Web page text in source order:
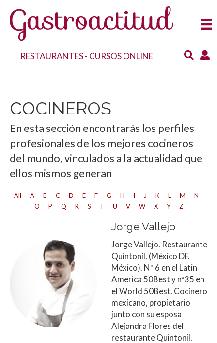
RESTAURANTES- CURSOS ONLINE
COCINEROS
En esta sección encontrarás los perfiles
profesionales de los mejores cocineros
del mundo, vinculados a la actualidad que
ellos mismos generan
All A B C D E F G H I J K L M
N
O
P Q R S T U V W X Y Z
Jorge Vallejo
Jorge Vallejo. Restaurante
Quintonil. (México DF.
México). Nº 6 en el Latin
America 50Best y nº35 en
el World 50Best. Cocinero
mexicano, propietario
junto con su esposa
Alejandra Flores del
restaurante Quintonil.